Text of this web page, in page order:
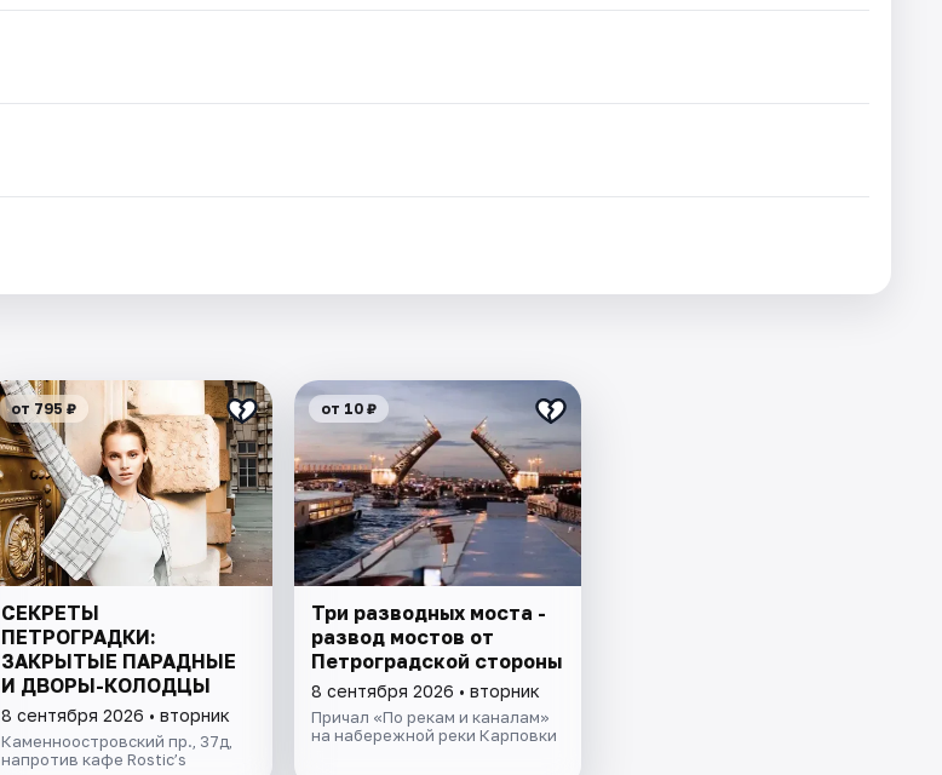
от 795 ₽
СЕКРЕТЫ
ПЕТРОГРАДКИ:
ЗАКРЫТЫЕ ПАРАДНЫЕ
И ДВОРЫ-КОЛОДЦЫ
8 сентября 2026 • вторник
Каменноостровский пр., 37д,
напротив кафе Rostic’s
от 10 ₽
Три разводных моста -
развод мостов от
Петроградской стороны
8 сентября 2026 • вторник
Причал «По рекам и каналам»
на набережной реки Карповки